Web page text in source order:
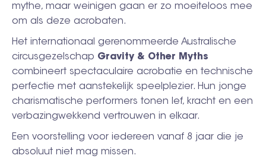
mythe, maar weinigen gaan er zo moeiteloos mee
om als deze acrobaten.
Het internationaal gerenommeerde Australische
circusgezelschap Gravity & Other Myths
combineert spectaculaire acrobatie en technische
perfectie met aanstekelijk speelplezier. Hun jonge
charismatische performers tonen lef, kracht en een
verbazingwekkend vertrouwen in elkaar.
Een voorstelling voor iedereen vanaf 8 jaar die je
absoluut niet mag missen.